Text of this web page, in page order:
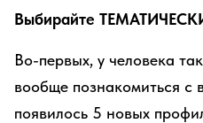
Выбирайте
Во-первых, у человека
вообще познакомиться с
появилось 5 новых